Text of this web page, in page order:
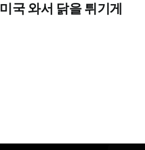
국 와서 닭을 튀기게